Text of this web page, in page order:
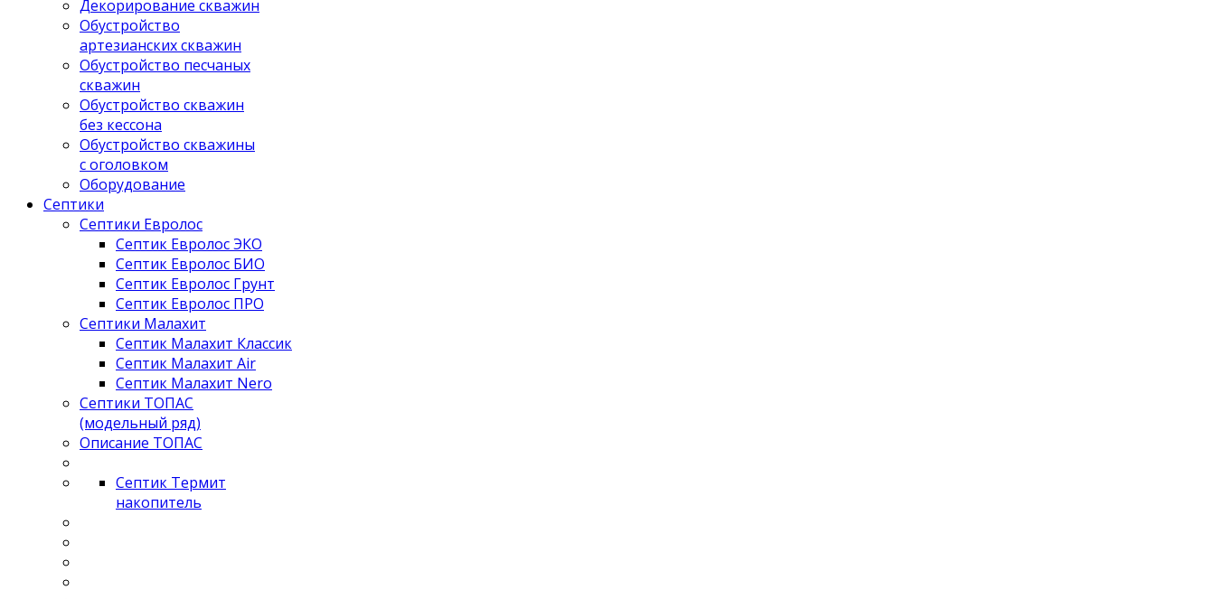
Декорирование скважин
Обустройство
артезианских скважин
Обустройство песчаных
скважин
Обустройство скважин
без кессона
Обустройство скважины
с оголовком
Оборудование
Септики
Септики Евролос
Септик Евролос ЭКО
Септик Евролос БИО
Септик Евролос Грунт
Септик Евролос ПРО
Септики Малахит
Септик Малахит Классик
Септик Малахит Air
Септик Малахит Nero
Септики ТОПАС
(модельный ряд)
Описание ТОПАС
Септик Термит
накопитель